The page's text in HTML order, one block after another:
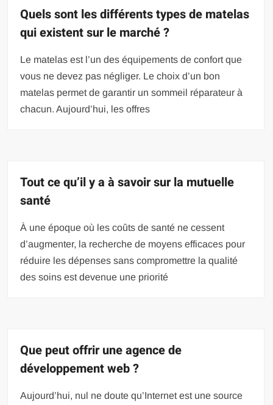
Quels sont les différents types de matelas
qui existent sur le marché ?
Le matelas est l’un des équipements de confort que
vous ne devez pas négliger. Le choix d’un bon
matelas permet de garantir un sommeil réparateur à
chacun. Aujourd’hui, les offres
Tout ce qu’il y a à savoir sur la mutuelle
santé
À une époque où les coûts de santé ne cessent
d’augmenter, la recherche de moyens efficaces pour
réduire les dépenses sans compromettre la qualité
des soins est devenue une priorité
Que peut offrir une agence de
développement web ?
Aujourd’hui, nul ne doute qu’Internet est une source